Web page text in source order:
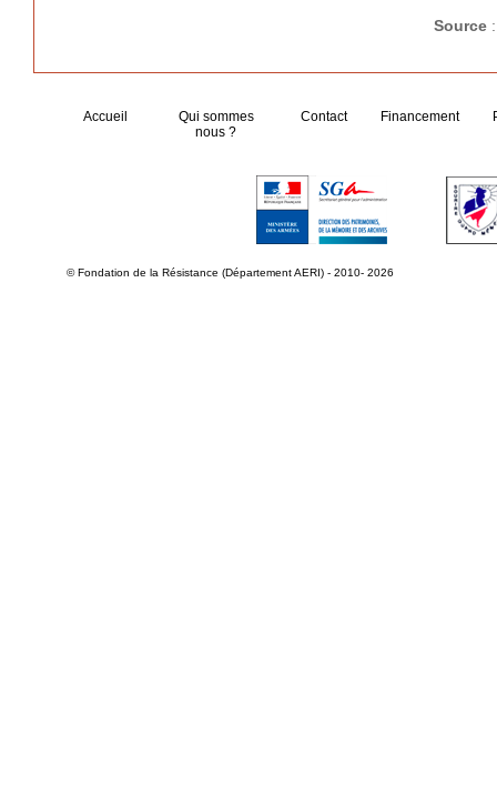
Source
Accueil
Qui sommes
nous ?
Contact Financement
© Fondation de la Résistance (Département AERI) - 2010- 2026